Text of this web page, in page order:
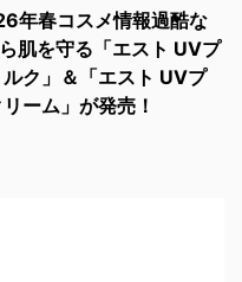
年春コスメ情報過酷な
肌を守る「エスト UVプ
ク」＆「エスト UVプ
ーム」が発売！